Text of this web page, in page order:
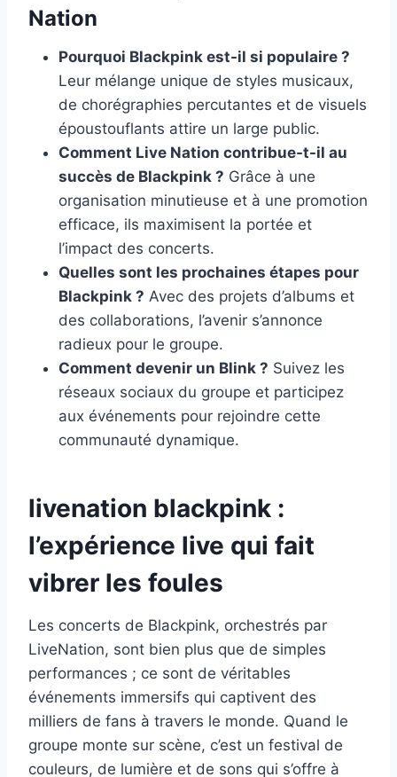
Nation
Pourquoi Blackpink est-il si populaire ?
Leur mélange unique de styles musicaux,
de chorégraphies percutantes et de visuels
époustouflants attire un large public.
Comment Live Nation contribue-t-il au
succès de Blackpink ? Grâce à une
organisation minutieuse et à une promotion
efficace, ils maximisent la portée et
l’impact des concerts.
Quelles sont les prochaines étapes pour
Blackpink ? Avec des projets d’albums et
des collaborations, l’avenir s’annonce
radieux pour le groupe.
Comment devenir un Blink ? Suivez les
réseaux sociaux du groupe et participez
aux événements pour rejoindre cette
communauté dynamique.
livenation blackpink :
l’expérience live qui fait
vibrer les foules
Les concerts de Blackpink, orchestrés par
LiveNation, sont bien plus que de simples
performances ; ce sont de véritables
événements immersifs qui captivent des
milliers de fans à travers le monde. Quand le
groupe monte sur scène, c’est un festival de
couleurs, de lumière et de sons qui s’offre à